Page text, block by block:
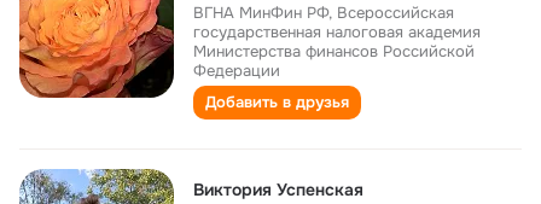
ВГНА МинФин РФ, Всероссийская
государственная налоговая академия
Министерства финансов Российской
Федерации
Добавить в друзья
Виктория Успенская